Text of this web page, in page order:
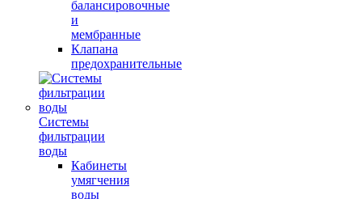
балансировочные
и
мембранные
Клапана
предохранительные
Системы
фильтрации
воды
Кабинеты
умягчения
воды